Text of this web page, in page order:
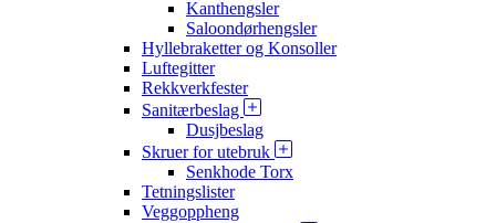
Kanthengsler
Saloondørhengsler
Hyllebraketter og Konsoller
Luftegitter
Rekkverkfester
Sanitærbeslag
Dusjbeslag
Skruer for utebruk
Senkhode Torx
Tetningslister
Veggoppheng